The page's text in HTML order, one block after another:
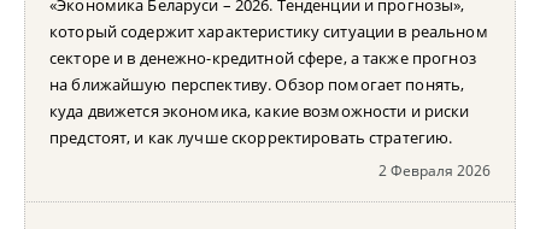
«Экономика Беларуси – 2026. Тенденции и прогнозы»,
который содержит характеристику ситуации в реальном
секторе и в денежно-кредитной сфере, а также прогноз
на ближайшую перспективу. Обзор помогает понять,
куда движется экономика, какие возможности и риски
предстоят, и как лучше скорректировать стратегию.
2 Февраля 2026